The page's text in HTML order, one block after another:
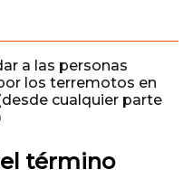
a las personas
los terremotos en
cualquier parte
término